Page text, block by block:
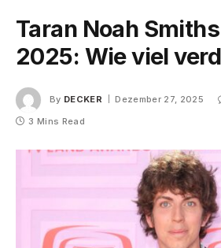
Taran Noah
2025: Wie viel
By DECKER Dezember 27, 2025
3 Mins Read